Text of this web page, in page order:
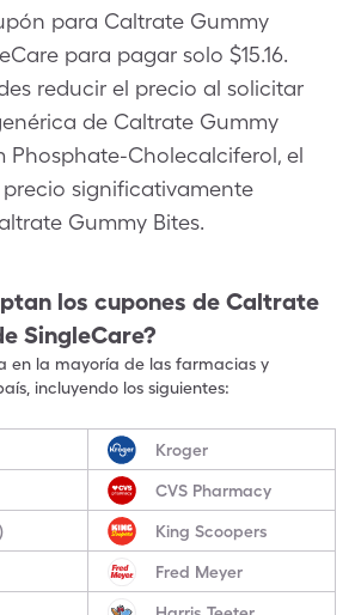
para Caltrate Gummy
para pagar solo $15.16.
reducir el precio al solicitar
de Caltrate Gummy
Phosphate-Cholecalciferol, el
significativamente
Gummy Bites.
los cupones de Caltrate
SingleCare?
en la mayoría de las farmacias y
incluyendo los siguientes:
Kroger
CVS Pharmacy
King Scoopers
Fred Meyer